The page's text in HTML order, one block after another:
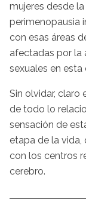
mujeres desde
perimenopausia
con esas áreas
afectadas por la
sexuales en esta
Sin olvidar, claro
de todo lo
sensación de
etapa de la vida,
con los centros
cerebro.